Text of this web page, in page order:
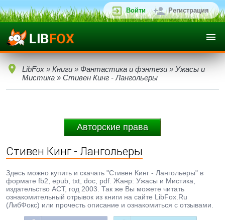
Войти Регистрация
LibFox » Книги » Фантастика и фэнтези » Ужасы и
Мистика » Стивен Кинг - Лангольеры
Авторские права
Стивен Кинг - Лангольеры
Здесь можно купить и скачать "Стивен Кинг - Лангольеры" в
формате fb2, epub, txt, doc, pdf. Жанр: Ужасы и Мистика,
издательство АСТ, год 2003. Так же Вы можете читать
ознакомительный отрывок из книги на сайте LibFox.Ru
(ЛибФокс) или прочесть описание и ознакомиться с отзывами.